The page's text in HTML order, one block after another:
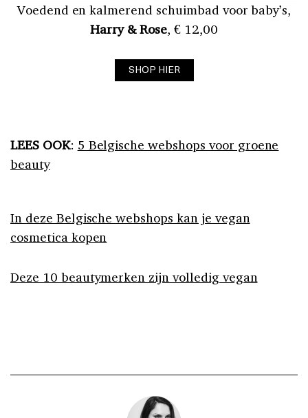
Voedend en kalmerend schuimbad voor baby’s,
Harry & Rose, € 12,00
SHOP HIER
LEES OOK: 5 Belgische webshops voor groene
beauty
In deze Belgische webshops kan je vegan
cosmetica kopen
Deze 10 beautymerken zijn volledig vegan